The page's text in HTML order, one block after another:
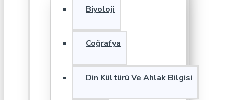
Biyoloji
Coğrafya
Din Kültürü Ve Ahlak Bilgisi